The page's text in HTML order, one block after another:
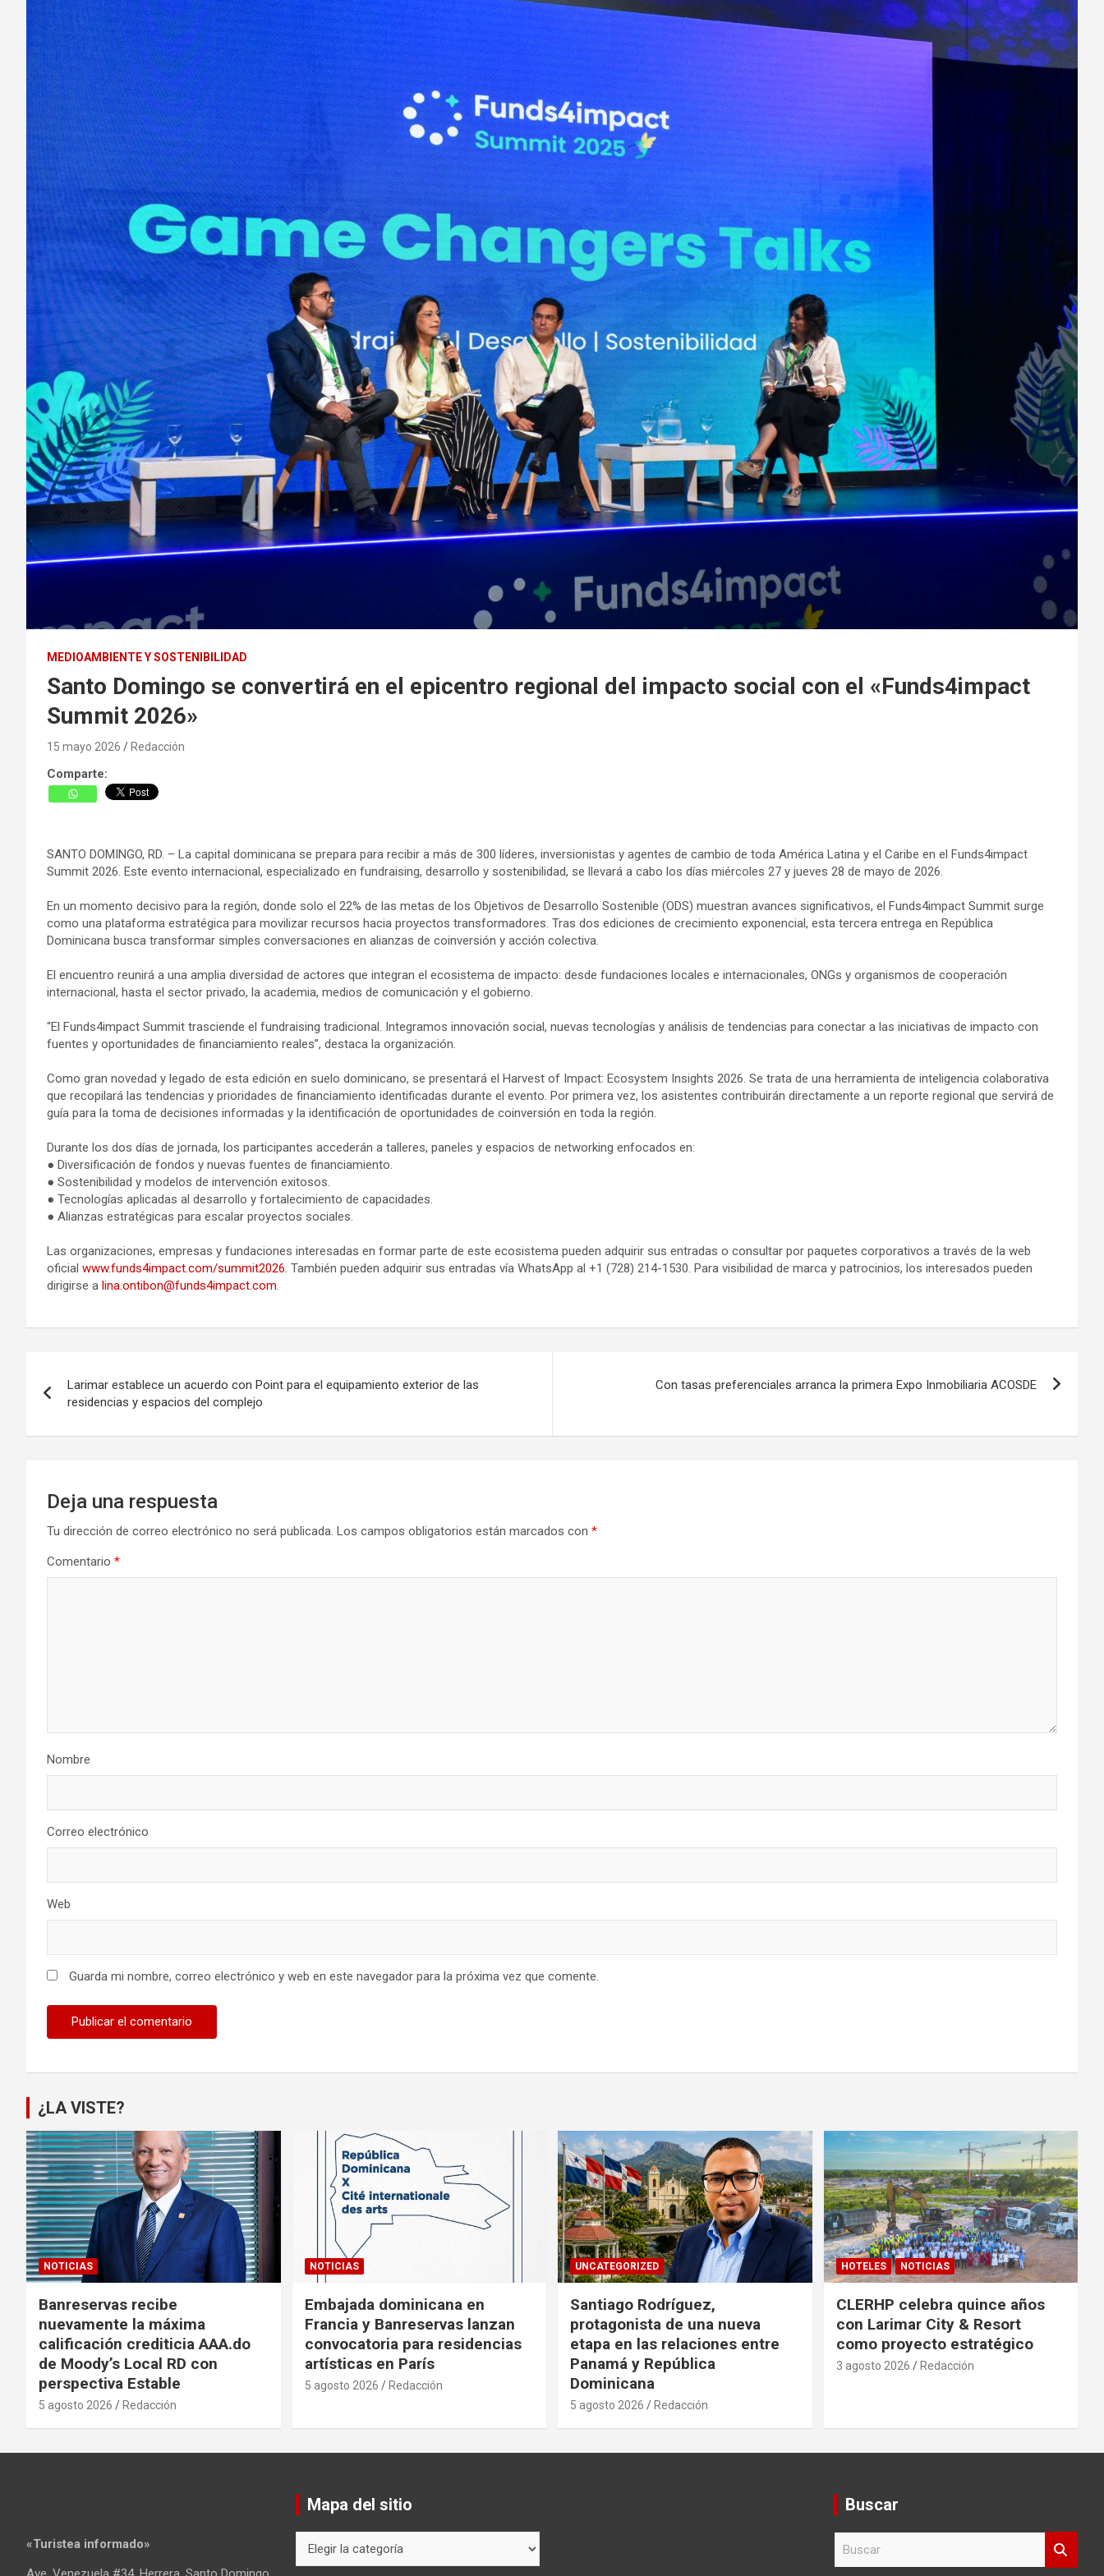
MEDIOAMBIENTE Y SOSTENIBILIDAD
Santo Domingo se convertirá en el epicentro regional del impacto social con el «Funds4impact
Summit 2026»
15 mayo 2026 Redacción
Comparte:
SANTO DOMINGO, RD. – La capital dominicana se prepara para recibir a más de 300 líderes, inversionistas y agentes de cambio de toda América Latina y el Caribe en el Funds4impact
Summit 2026. Este evento internacional, especializado en fundraising, desarrollo y sostenibilidad, se llevará a cabo los días miércoles 27 y jueves 28 de mayo de 2026.
En un momento decisivo para la región, donde solo el 22% de las metas de los Objetivos de Desarrollo Sostenible (ODS) muestran avances significativos, el Funds4impact Summit surge
como una plataforma estratégica para movilizar recursos hacia proyectos transformadores. Tras dos ediciones de crecimiento exponencial, esta tercera entrega en República
Dominicana busca transformar simples conversaciones en alianzas de coinversión y acción colectiva.
El encuentro reunirá a una amplia diversidad de actores que integran el ecosistema de impacto: desde fundaciones locales e internacionales, ONGs y organismos de cooperación
internacional, hasta el sector privado, la academia, medios de comunicación y el gobierno.
“El Funds4impact Summit trasciende el fundraising tradicional. Integramos innovación social, nuevas tecnologías y análisis de tendencias para conectar a las iniciativas de impacto con
fuentes y oportunidades de financiamiento reales”, destaca la organización.
Como gran novedad y legado de esta edición en suelo dominicano, se presentará el Harvest of Impact: Ecosystem Insights 2026. Se trata de una herramienta de inteligencia colaborativa
que recopilará las tendencias y prioridades de financiamiento identificadas durante el evento. Por primera vez, los asistentes contribuirán directamente a un reporte regional que servirá de
guía para la toma de decisiones informadas y la identificación de oportunidades de coinversión en toda la región.
Durante los dos días de jornada, los participantes accederán a talleres, paneles y espacios de networking enfocados en:
● Diversificación de fondos y nuevas fuentes de financiamiento.
● Sostenibilidad y modelos de intervención exitosos.
● Tecnologías aplicadas al desarrollo y fortalecimiento de capacidades.
● Alianzas estratégicas para escalar proyectos sociales.
Las organizaciones, empresas y fundaciones interesadas en formar parte de este ecosistema pueden adquirir sus entradas o consultar por paquetes corporativos a través de la web
oficial www.funds4impact.com/summit2026. También pueden adquirir sus entradas vía WhatsApp al +1 (728) 214-1530. Para visibilidad de marca y patrocinios, los interesados pueden
dirigirse a lina.ontibon@funds4impact.com.
de
entradas
Larimar establece un acuerdo con Point para el equipamiento exterior de las
residencias y espacios del complejo
Con tasas preferenciales arranca la primera Expo Inmobiliaria ACOSDE
Deja una respuesta
Tu dirección de correo electrónico no será publicada. Los campos obligatorios están marcados con *
Comentario *
Nombre
Correo electrónico
Web
Guarda mi nombre, correo electrónico y web en este navegador para la próxima vez que comente.
¿LA VISTE?
NOTICIAS
Banreservas recibe
nuevamente la máxima
calificación crediticia AAA.do
de Moody’s Local RD con
perspectiva Estable
5 agosto 2026 Redacción
NOTICIAS
Embajada dominicana en
Francia y Banreservas lanzan
convocatoria para residencias
artísticas en París
5 agosto 2026 Redacción
UNCATEGORIZED
Santiago Rodríguez,
protagonista de una nueva
etapa en las relaciones entre
Panamá y República
Dominicana
5 agosto 2026 Redacción
HOTELES NOTICIAS
CLERHP celebra quince años
con Larimar City & Resort
como proyecto estratégico
3 agosto 2026 Redacción
«Turistea informado»
Mapa del sitio
del
Buscar